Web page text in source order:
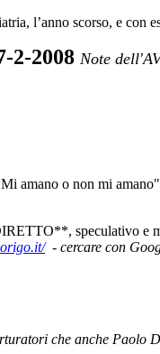
l’anno scorso, e con
2-2008 Note
amano o non mi
speculativo e
- cercare con
che anche Paolo